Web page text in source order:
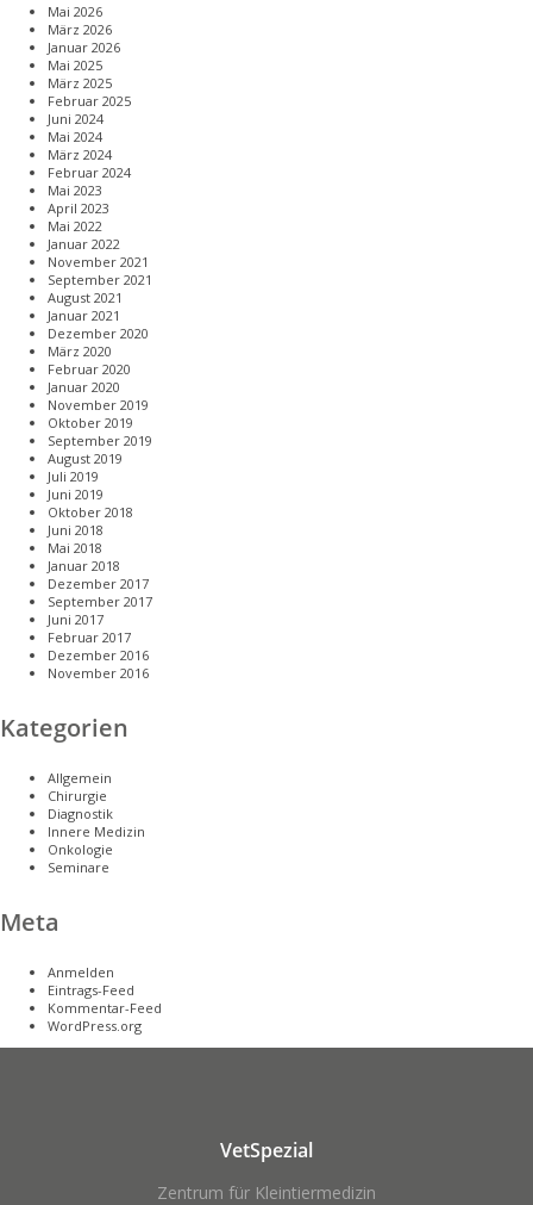
Mai 2026
März 2026
Januar 2026
Mai 2025
März 2025
Februar 2025
Juni 2024
Mai 2024
März 2024
Februar 2024
Mai 2023
April 2023
Mai 2022
Januar 2022
November 2021
September 2021
August 2021
Januar 2021
Dezember 2020
März 2020
Februar 2020
Januar 2020
November 2019
Oktober 2019
September 2019
August 2019
Juli 2019
Juni 2019
Oktober 2018
Juni 2018
Mai 2018
Januar 2018
Dezember 2017
September 2017
Juni 2017
Februar 2017
Dezember 2016
November 2016
Kategorien
Allgemein
Chirurgie
Diagnostik
Innere Medizin
Onkologie
Seminare
Meta
Anmelden
Eintrags-Feed
Kommentar-Feed
WordPress.org
VetSpezial
Zentrum für Kleintiermedizin